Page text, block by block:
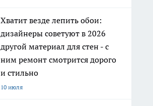
Хватит везде лепить обои:
дизайнеры советуют в 2026
другой материал для стен - с
ним ремонт смотрится дорого
и стильно
10 июля